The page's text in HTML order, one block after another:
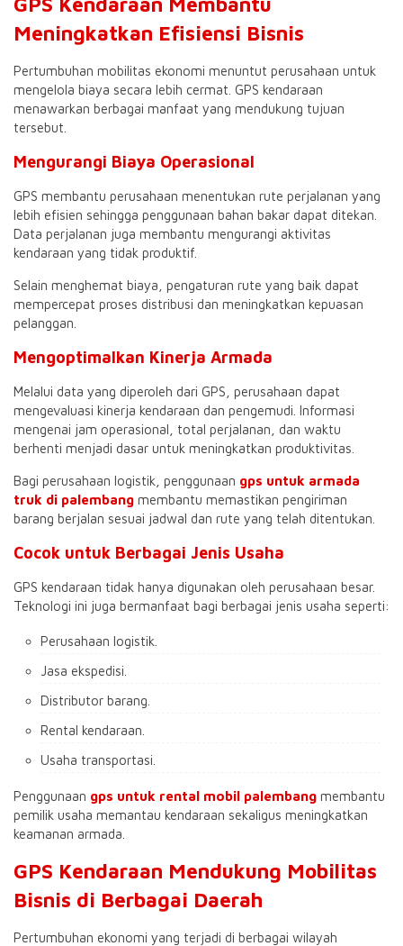
Meningkatkan Efisiensi Bisnis
Pertumbuhan mobilitas ekonomi menuntut perusahaan untuk
mengelola biaya secara lebih cermat. GPS kendaraan
menawarkan berbagai manfaat yang mendukung tujuan
tersebut.
Mengurangi Biaya Operasional
GPS membantu perusahaan menentukan rute perjalanan yang
lebih efisien sehingga penggunaan bahan bakar dapat ditekan.
Data perjalanan juga membantu mengurangi aktivitas
kendaraan yang tidak produktif.
Selain menghemat biaya, pengaturan rute yang baik dapat
mempercepat proses distribusi dan meningkatkan kepuasan
pelanggan.
Mengoptimalkan Kinerja Armada
Melalui data yang diperoleh dari GPS, perusahaan dapat
mengevaluasi kinerja kendaraan dan pengemudi. Informasi
mengenai jam operasional, total perjalanan, dan waktu
berhenti menjadi dasar untuk meningkatkan produktivitas.
Bagi perusahaan logistik, penggunaan gps untuk armada
truk di palembang membantu memastikan pengiriman
barang berjalan sesuai jadwal dan rute yang telah ditentukan.
Cocok untuk Berbagai Jenis Usaha
GPS kendaraan tidak hanya digunakan oleh perusahaan besar.
Teknologi ini juga bermanfaat bagi berbagai jenis usaha seperti:
Perusahaan logistik.
Jasa ekspedisi.
Distributor barang.
Rental kendaraan.
Usaha transportasi.
Penggunaan gps untuk rental mobil palembang membantu
pemilik usaha memantau kendaraan sekaligus meningkatkan
keamanan armada.
GPS Kendaraan Mendukung Mobilitas
Bisnis di Berbagai Daerah
Pertumbuhan ekonomi yang terjadi di berbagai wilayah